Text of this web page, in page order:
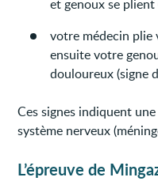
et genoux se plient
votre médecin plie
ensuite votre
douloureux (signe
Ces signes indiquent
système nerveux
L’épreuve de